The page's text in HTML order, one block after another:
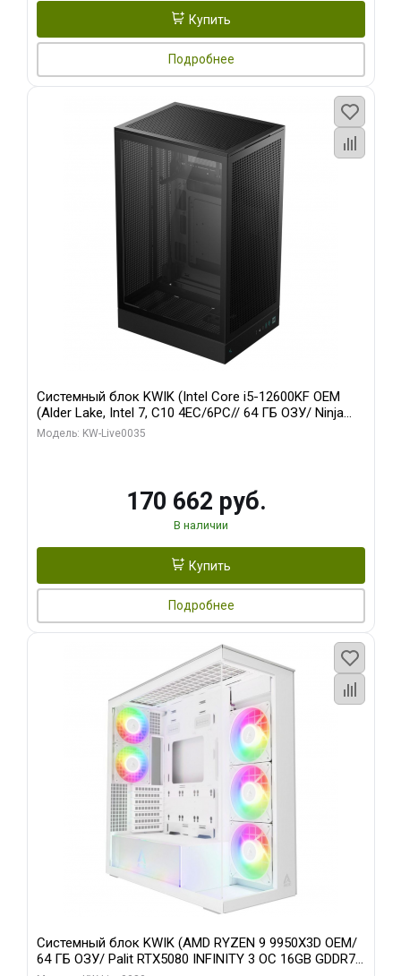
Купить
Подробнее
Системный блок KWIK (Intel Core i5-12600KF OEM
(Alder Lake, Intel 7, C10 4EC/6PC// 64 ГБ ОЗУ/ Ninja
Sinotex GTX1650 4GB 128bit GDDR6 DVI DP HDMI 2/
Модель: KW-Live0035
170 662 руб.
В наличии
Купить
Подробнее
Системный блок KWIK (AMD RYZEN 9 9950X3D OEM/
64 ГБ ОЗУ/ Palit RTX5080 INFINITY 3 OC 16GB GDDR7